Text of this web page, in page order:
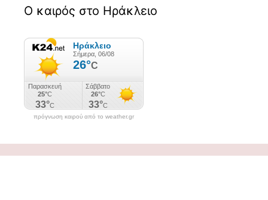
Ο καιρός στο Ηράκλειο
πρόγνωση καιρού από το weather.gr